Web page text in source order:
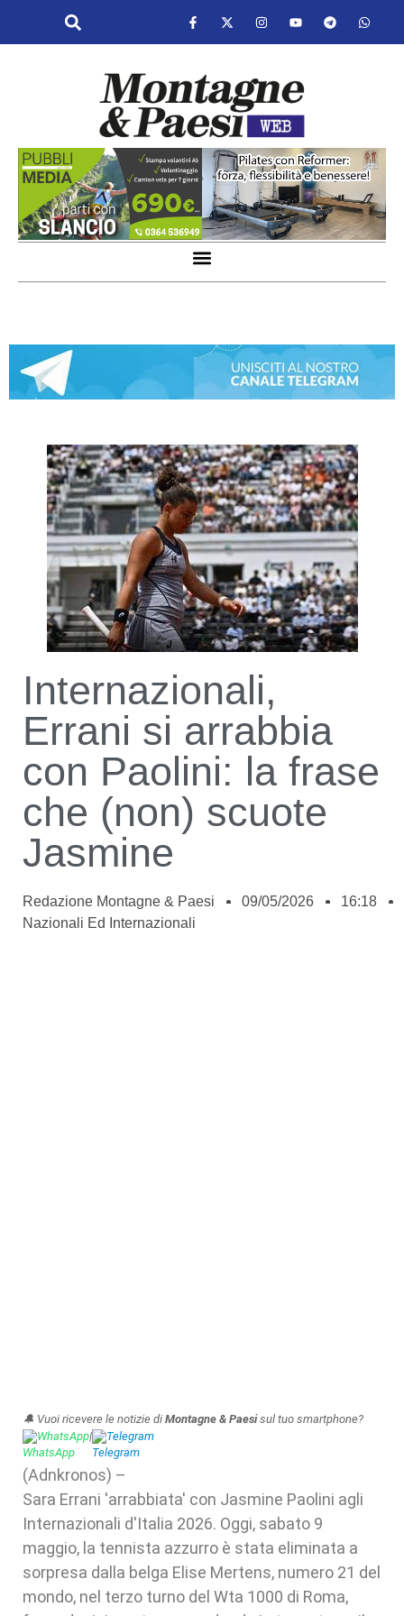
Internazionali,
Errani si arrabbia
con Paolini: la frase
che (non) scuote
Jasmine
Redazione Montagne & Paesi 09/05/2026
16:18
Nazionali Ed Internazionali
🔔 Vuoi ricevere le notizie di Montagne & Paesisul tuo smartphone?
WhatsApp| Telegram
(Adnkronos) –
Sara Errani 'arrabbiata' con Jasmine Paolini agli
Internazionali d'Italia 2026. Oggi, sabato 9
maggio, la tennista azzurro è stata eliminata a
sorpresa dalla belga Elise Mertens, numero 21 del
mondo, nel terzo turno del Wta 1000 di Roma,